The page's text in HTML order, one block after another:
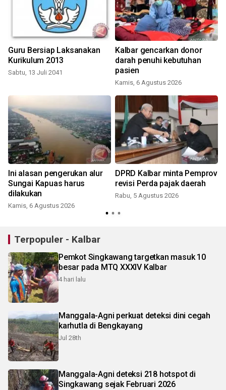
Guru Bersiap Laksanakan
Kurikulum 2013
Sabtu, 13 Juli 2041
Kalbar gencarkan donor
darah penuhi kebutuhan
pasien
Kamis, 6 Agustus 2026
Ini alasan pengerukan alur
Sungai Kapuas harus
dilakukan
Kamis, 6 Agustus 2026
DPRD Kalbar minta Pemprov
revisi Perda pajak daerah
Rabu, 5 Agustus 2026
Terpopuler - Kalbar
Pemkot Singkawang targetkan masuk 10
besar pada MTQ XXXIV Kalbar
4 hari lalu
Manggala-Agni perkuat deteksi dini cegah
karhutla di Bengkayang
Jul 28th
Manggala-Agni deteksi 218 hotspot di
Singkawang sejak Februari 2026